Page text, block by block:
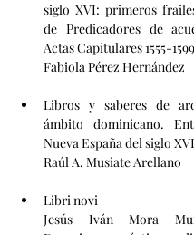
siglo XVI: primeros
de Predicadores de
Actas Capitulares 1555-
Libros y saberes de
ámbito dominicano.
Nueva España del
Libri novi
Jesús Iván Mora